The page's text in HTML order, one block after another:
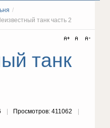
/
танк часть 2
танк
Просмотров: 411062